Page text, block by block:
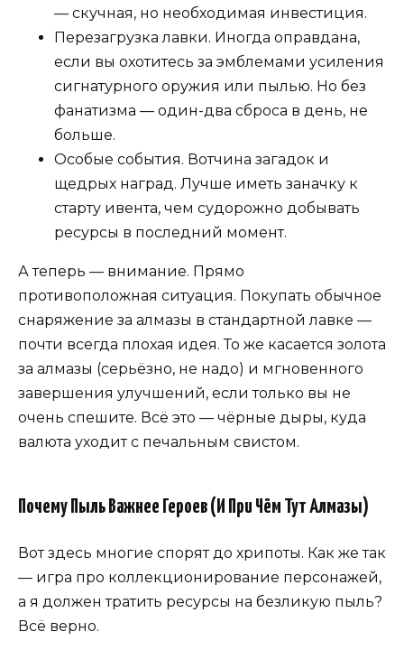
— скучная, но необходимая инвестиция.
Перезагрузка лавки. Иногда оправдана,
если вы охотитесь за эмблемами усиления
сигнатурного оружия или пылью. Но без
фанатизма — один-два сброса в день, не
больше.
Особые события. Вотчина загадок и
щедрых наград. Лучше иметь заначку к
старту ивента, чем судорожно добывать
ресурсы в последний момент.
А теперь — внимание. Прямо
противоположная ситуация. Покупать обычное
снаряжение за алмазы в стандартной лавке —
почти всегда плохая идея. То же касается золота
за алмазы (серьёзно, не надо) и мгновенного
завершения улучшений, если только вы не
очень спешите. Всё это — чёрные дыры, куда
валюта уходит с печальным свистом.
Почему Пыль Важнее Героев (И При Чём Тут Алмазы)
Вот здесь многие спорят до хрипоты. Как же так
— игра про коллекционирование персонажей,
а я должен тратить ресурсы на безликую пыль?
Всё верно.